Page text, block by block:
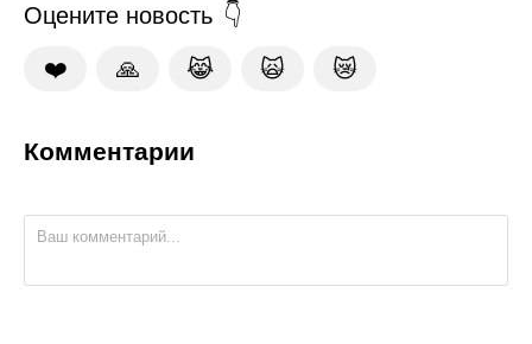
Оцените новость
❤️ 🙏 😹 🙀 😿
Комментарии